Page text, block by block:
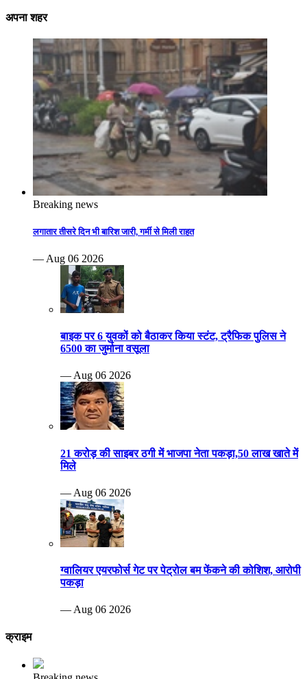
अपना शहर
Breaking news
लगातार तीसरे दिन भी बारिश जारी, गर्मी से मिली राहत
— Aug 06 2026
बाइक पर 6 युवकों को बैठाकर किया स्टंट, ट्रैफिक पुलिस ने
6500 का जुर्माना वसूला
— Aug 06 2026
21 करोड़ की साइबर ठगी में भाजपा नेता पकड़ा,50 लाख खाते में
मिले
— Aug 06 2026
ग्वालियर एयरफोर्स गेट पर पेट्रोल बम फेंकने की कोशिश, आरोपी
पकड़ा
— Aug 06 2026
क्राइम